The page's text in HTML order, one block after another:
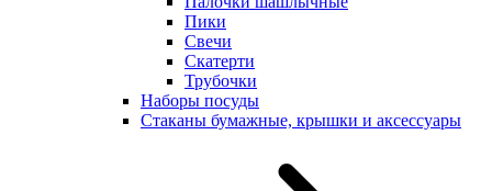
Пики
Свечи
Скатерти
Трубочки
Наборы посуды
Стаканы бумажные, крышки и аксессуары